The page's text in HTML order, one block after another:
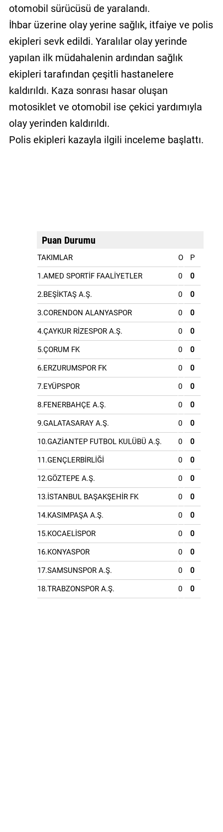
otomobil sürücüsü de yaralandı.
İhbar üzerine olay yerine sağlık, itfaiye ve polis
ekipleri sevk edildi. Yaralılar olay yerinde
yapılan ilk müdahalenin ardından sağlık
ekipleri tarafından çeşitli hastanelere
kaldırıldı. Kaza sonrası hasar oluşan
motosiklet ve otomobil ise çekici yardımıyla
olay yerinden kaldırıldı.
Polis ekipleri kazayla ilgili inceleme başlattı.
Puan Durumu
TAKIMLAR O P
1.AMED SPORTİF FAALİYETLER 0 0
2.BEŞİKTAŞ A.Ş. 0 0
3.CORENDON ALANYASPOR 0 0
4.ÇAYKUR RİZESPOR A.Ş. 0 0
5.ÇORUM FK 0 0
6.ERZURUMSPOR FK 0 0
7.EYÜPSPOR 0 0
8.FENERBAHÇE A.Ş. 0 0
9.GALATASARAY A.Ş. 0 0
10.GAZİANTEP FUTBOL KULÜBÜ A.Ş. 0 0
11.GENÇLERBİRLİĞİ 0 0
12.GÖZTEPE A.Ş. 0 0
13.İSTANBUL BAŞAKŞEHİR FK 0 0
14.KASIMPAŞA A.Ş. 0 0
15.KOCAELİSPOR 0 0
16.KONYASPOR 0 0
17.SAMSUNSPOR A.Ş. 0 0
18.TRABZONSPOR A.Ş. 0 0